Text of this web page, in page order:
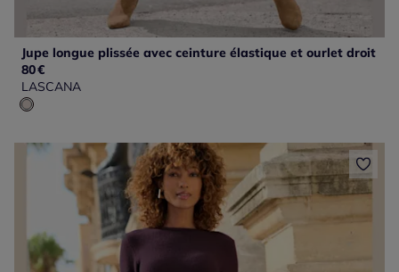
Jupe longue plissée avec ceinture élastique et ourlet droit
80€
LASCANA